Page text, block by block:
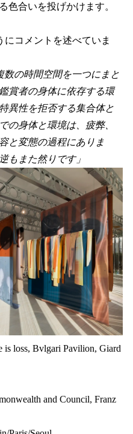
色合いを投げかけます。
コメントを述べていま
数の時間空間を一つにまと
賞者の身体に依存する環
異性を拒否する集合体と
の身体と環境は、疲弊、
と変態の過程にありま
もまた然りです」
is loss, Bvlgari Pavilion, Giard
and Council, Franz